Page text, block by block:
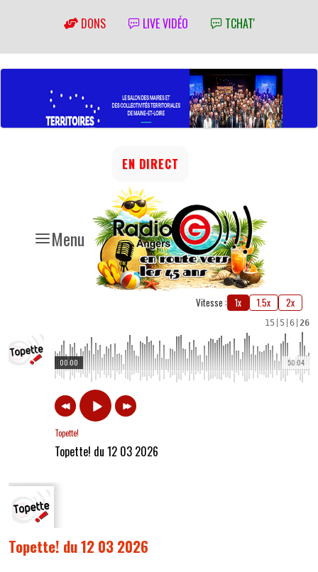
DONS LIVE VIDÉO TCHAT'
Menu
EN DIRECT
Vitesse : 1x 1.5x 2x
15 5 6 26
50:04
00:00
Topette!
Topette! du 12 03 2026
Topette! du 12 03 2026